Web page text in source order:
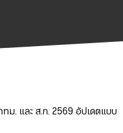
ม. และ ส.ก. 2569 อัปเดตแบบ